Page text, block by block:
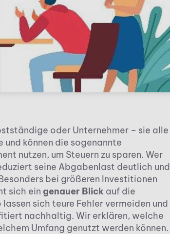
oder Unternehmer – sie alle
können die sogenannte
nutzen, um Steuern zu sparen. Wer
seine Abgabenlast deutlich und
bei größeren Investitionen
sich ein genauer Blick auf die
sich teure Fehler vermeiden und
nachhaltig. Wir erklären, welche
Umfang genutzt werden können.